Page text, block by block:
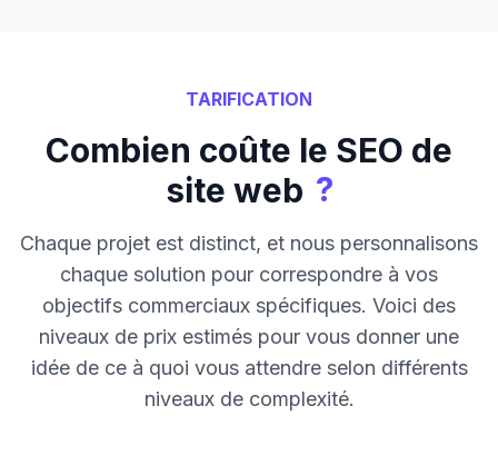
TARIFICATION
Combien coûte le SEO de
site web ?
Chaque projet est distinct, et nous personnalisons
chaque solution pour correspondre à vos
objectifs commerciaux spécifiques. Voici des
niveaux de prix estimés pour vous donner une
idée de ce à quoi vous attendre selon différents
niveaux de complexité.